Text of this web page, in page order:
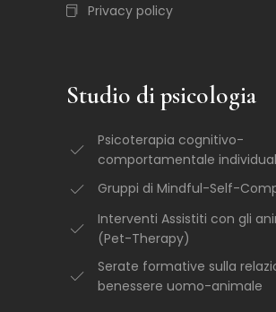
Privacy policy
Studio di psicologia
Psicoterapia cognitivo-
comportamentale
Gruppi di Mindful-Self-
Interventi Assistiti con gli
(Pet-Therapy)
Serate formative sulla
benessere uomo-animale